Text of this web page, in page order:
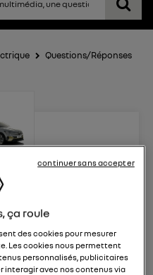
Questions/Réponses
électrique
RENAULT
électrique
ça roule
des cookies pour mesurer
Les cookies nous permettent
personnalisés, publicitaires
interagir avec nos contenus via
continuer sans accepter